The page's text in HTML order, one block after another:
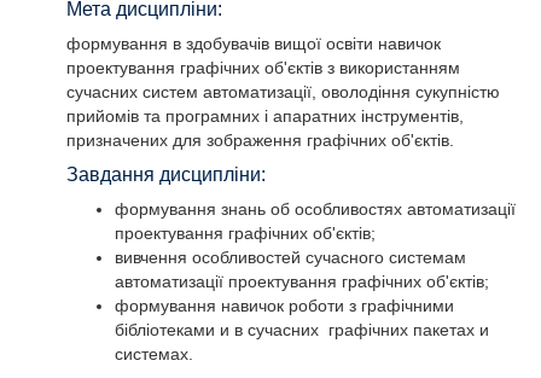
Мета дисципліни:
формування в здобувачів вищої освіти навичок
проектування графічних об'єктів з використанням
сучасних систем автоматизації, оволодіння сукупністю
прийомів та програмних і апаратних інструментів,
призначених для зображення графічних об'єктів.
Завдання дисципліни:
формування знань об особливостях автоматизації
проектування графічних об'єктів;
вивчення особливостей сучасного системам
автоматизації проектування графічних об'єктів;
формування навичок роботи з графічними
бібліотеками и в сучасних графічних пакетах и
системах.